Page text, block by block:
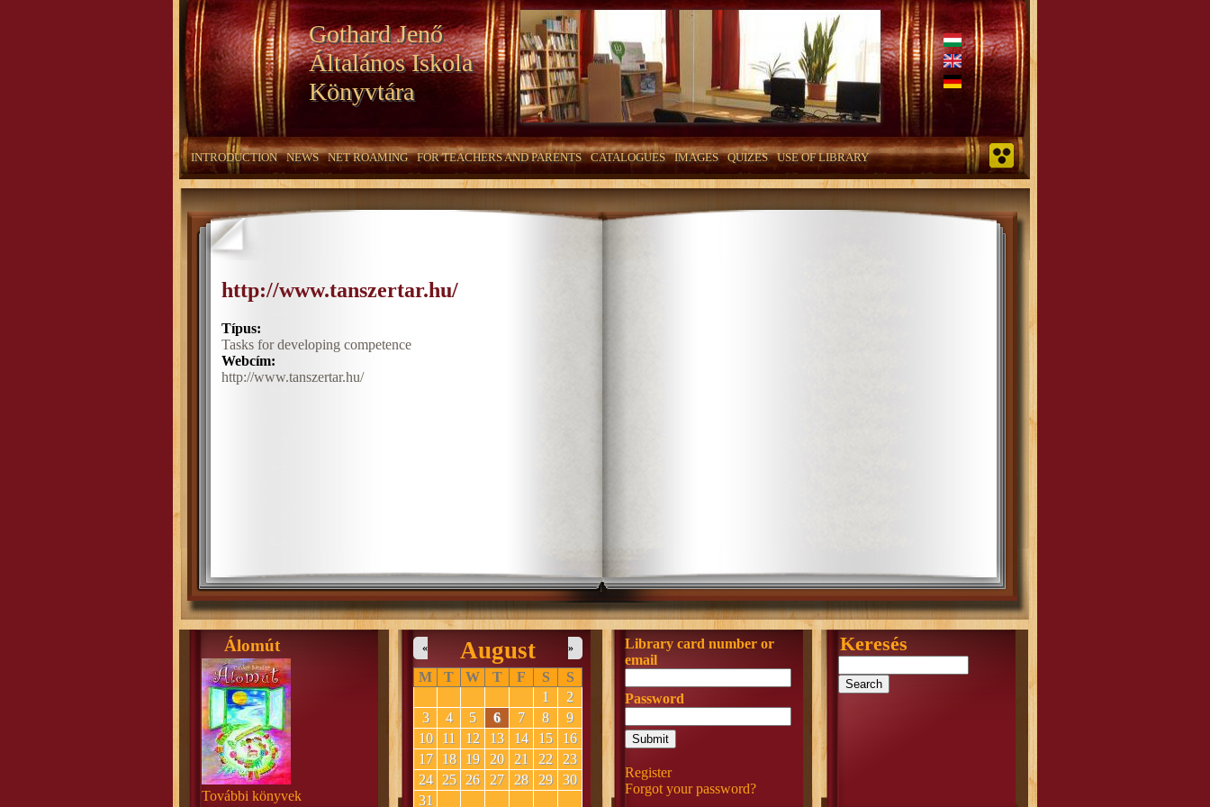
Gothard Jenő
Általános Iskola
Könyvtára
INTRODUCTION NEWS NET ROAMING FOR TEACHERS AND PARENTS CATALOGUES IMAGES QUIZES USE OF LIBRARY
http://www.tanszertar.hu/
Típus:
Tasks for developing competence
Webcím:
http://www.tanszertar.hu/
Álomút
További könyvek
August
« »
M T W T F S
S
1
2
3
4 5 6 7 8
9
10
11 12 13 14 15
16
17
18 19 20 21 22
23
24
25 26 27 28 29
30
31
Library card number or
email
Password
Register
Forgot your password?
Keresés